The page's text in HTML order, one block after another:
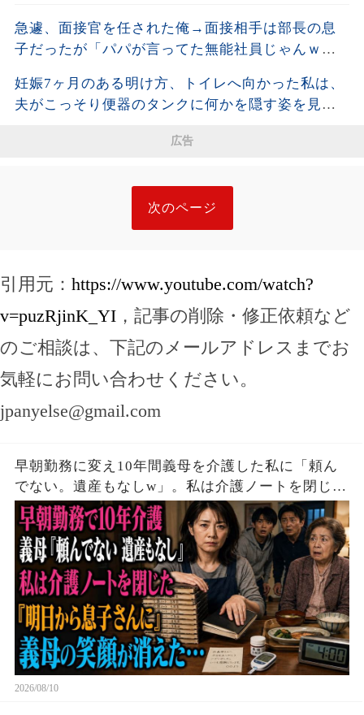
急遽、面接官を任された俺→面接相手は部長の息
子だったが「パパが言ってた無能社員じゃんｗ」
妊娠7ヶ月のある明け方、トイレへ向かった私は、
夫がこっそり便器のタンクに何かを隠す姿を見て
は声も出せず凍りついた――
広告
次のページ
引用元： https://www.youtube.com/watch?
v=puzRjinK_YI ，記事の削除・修正依頼など
のご相談は、下記のメールアドレスまでお
気軽にお問い合わせください。
jpanyelse@gmail.com
早朝勤務に変え10年間義母を介護した私に「頼ん
でない。遺産もなしw」。私は介護ノートを閉じ
「明日から息子さんに」――義母の笑顔が消え
た…。感動の物語
2026/08/10